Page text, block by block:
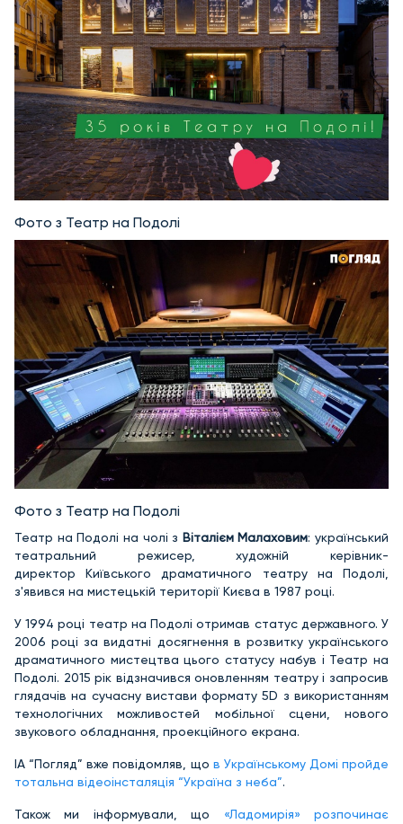
Фото з Театр на Подолі
Фото з Театр на Подолі
Театр на Подолі на чолі з Віталієм Малаховим: український
театральний режисер, художній керівник-
директор Київського драматичного театру на Подолі,
з'явився на мистецькій території Києва в 1987 році.
У 1994 році театр на Подолі отримав статус державного. У
2006 році за видатні досягнення в розвитку українського
драматичного мистецтва цього статусу набув і Театр на
Подолі. 2015 рік відзначився оновленням театру і запросив
глядачів на сучасну вистави формату 5D з використанням
технологічних можливостей мобільної сцени, нового
звукового обладнання, проекційного екрана.
ІА “Погляд” вже повідомляв, що в Українському Домі пройде
тотальна відеоінсталяція “Україна з неба”.
Також ми інформували, що «Ладомирія» розпочинає